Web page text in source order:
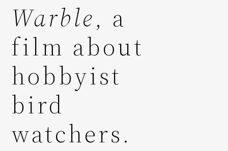
Warble, a
film about
hobbyist
bird
watchers.